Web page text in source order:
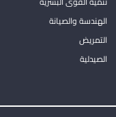
الهندسة والصيانة
التمريض
الصيدلية